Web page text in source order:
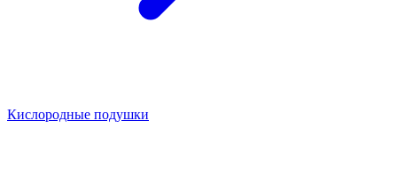
Кислородные подушки